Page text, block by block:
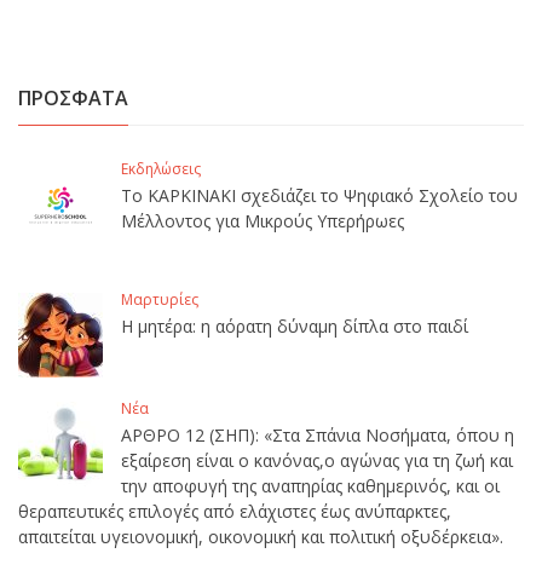
ΠΡΟΣΦΑΤΑ
Εκδηλώσεις
Το ΚΑΡΚΙΝΑΚΙ σχεδιάζει το Ψηφιακό Σχολείο του
Μέλλοντος για Μικρούς Υπερήρωες
Μαρτυρίες
Η μητέρα: η αόρατη δύναμη δίπλα στο παιδί
Νέα
ΑΡΘΡΟ 12 (ΣΗΠ): «Στα Σπάνια Νοσήματα, όπου η
εξαίρεση είναι ο κανόνας,ο αγώνας για τη ζωή και
την αποφυγή της αναπηρίας καθημερινός, και οι
θεραπευτικές επιλογές από ελάχιστες έως ανύπαρκτες,
απαιτείται υγειονομική, οικονομική και πολιτική οξυδέρκεια».